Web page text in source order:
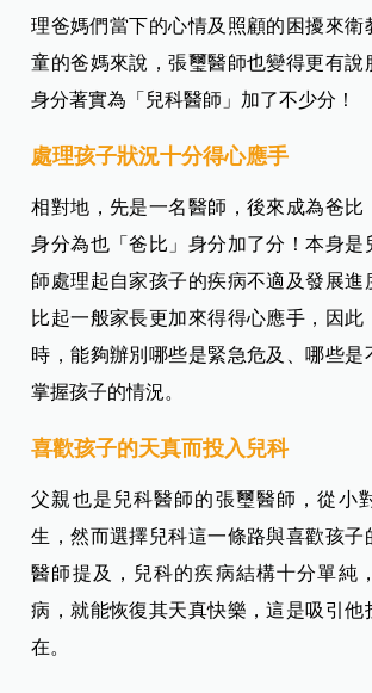
理爸媽們當下的心情及照顧的困擾來衛
童的爸媽來說，張璽醫師也變得更有說
身分著實為「兒科醫師」加了不少分！
處理孩子狀況十分得心應手
相對地，先是一名醫師，後來成為爸比
身分為也「爸比」身分加了分！本身是
師處理起自家孩子的疾病不適及發展進
比起一般家長更加來得得心應手，因此
時，能夠辦別哪些是緊急危及、哪些是
掌握孩子的情況。
喜歡孩子的天真而投入兒科
父親也是兒科醫師的張璽醫師 ，從小
生，然而選擇兒科這一條路與喜歡孩子
醫師提及，兒科的疾病結構十分單純
病，就能恢復其天真快樂，這是吸引他
在。